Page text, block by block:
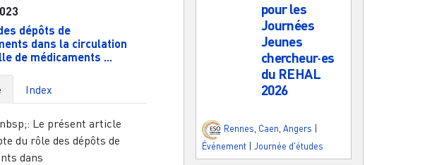
dépôts de
dans la circulation
de médicaments ...
Index
Le présent article
du rôle des dépôts de
dans
pour les
Journées
Jeunes
chercheur·es
du REHAL
2026
Rennes Caen Angers
Événement
Journée d'études